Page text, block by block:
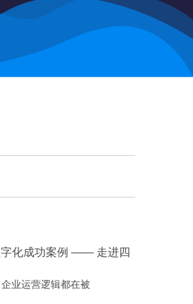
化成功案例 —— 走进四
业运营逻辑都在被